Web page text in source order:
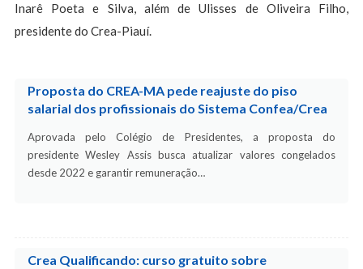
Inarê Poeta e Silva, além de Ulisses de Oliveira Filho,
presidente do Crea-Piauí.
Proposta do CREA-MA pede reajuste do piso
salarial dos profissionais do Sistema Confea/Crea
Aprovada pelo Colégio de Presidentes, a proposta do
presidente Wesley Assis busca atualizar valores congelados
desde 2022 e garantir remuneração…
Crea Qualificando: curso gratuito sobre